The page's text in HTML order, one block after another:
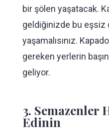
bir şölen yaşatacak.
geldiğinizde bu eşsiz
yaşamalısınız.
gereken yerlerin
geliyor.
3. Semazenler
Edinin